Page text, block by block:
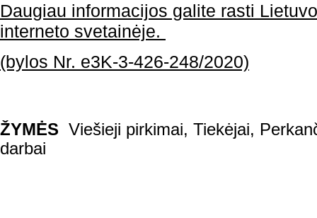
Daugiau informacijos galite rasti
interneto svetainėje.
(bylos Nr. e3K-3-426-248/2020)
ŽYMĖS Viešieji pirkimai, Tiekėjai,
darbai